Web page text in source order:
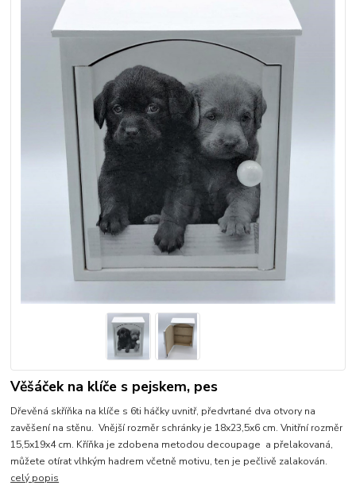
Věšáček na klíče s pejskem, pes
Dřevěná skříňka na klíče s 6ti háčky uvnitř, předvrtané dva otvory na
zavěšení na stěnu. Vnější rozměr schránky je 18x23,5x6 cm. Vnitřní rozměr
15,5x19x4 cm. Kříňka je zdobena metodou decoupage a přelakovaná,
můžete otírat vlhkým hadrem včetně motivu, ten je pečlivě zalakován.
celý popis